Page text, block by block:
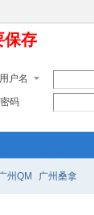
保存
用户名
密码
州QM 广州桑拿